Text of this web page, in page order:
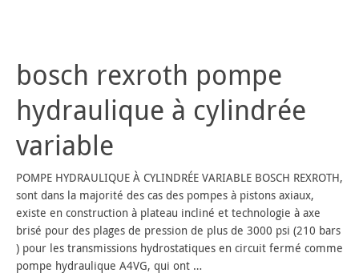
bosch rexroth pompe
hydraulique à cylindrée
variable
POMPE HYDRAULIQUE À CYLINDRÉE VARIABLE BOSCH REXROTH,
sont dans la majorité des cas des pompes à pistons axiaux,
existe en construction à plateau incliné et technologie à axe
brisé pour des plages de pression de plus de 3000 psi (210 bars
) pour les transmissions hydrostatiques en circuit fermé comme
pompe hydraulique A4VG, qui ont …